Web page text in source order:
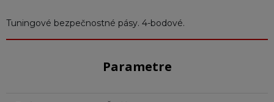
Tuningové bezpečnostné pásy. 4-bodové.
Parametre